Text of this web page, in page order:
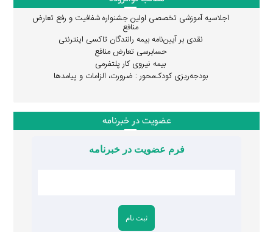
اجلاسیه آموزشی تخصصی اولین جشنواره شفافیت و رفع تعارض
منافع
نقدی بر آیین‌نامه بیمه رانندگان تاکسی اینترنتی
حسابرسی تعارض منافع
بیمه نیروی کار پلتفرمی
بودجه‌ریزی کودک‌محور : ضرورت، الزامات و پیامدها
عضویت در خبرنامه
فرم عضویت در خبرنامه